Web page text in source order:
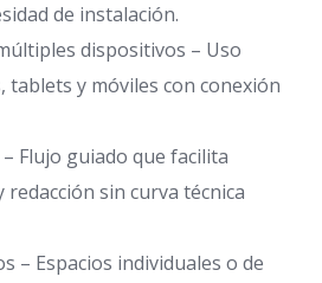
de instalación.
dispositivos – Uso
tablets y móviles con conexión
Flujo guiado que facilita
sin curva técnica
– Espacios individuales o de